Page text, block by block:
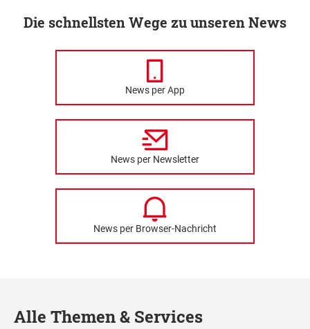
Die schnellsten Wege zu unseren News
News per App
News per Newsletter
News per Browser-Nachricht
Alle Themen & Services